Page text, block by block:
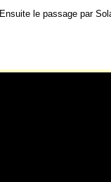
Ensuite le passage par